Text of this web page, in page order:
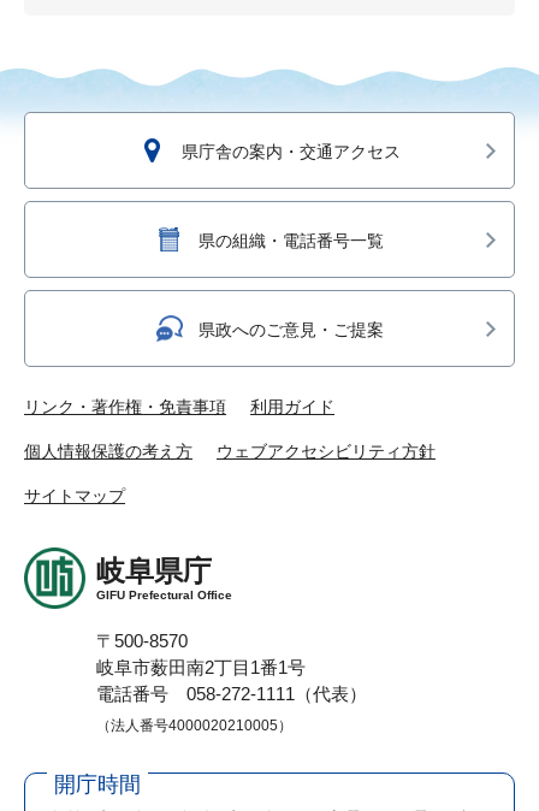
県庁舎の案内・交通アクセス
県の組織・電話番号一覧
県政へのご意見・ご提案
リンク・著作権・免責事項 利用ガイド
個人情報保護の考え方 ウェブアクセシビリティ方針
サイトマップ
岐阜県庁
GIFU Prefectural Office
〒500-8570
岐阜市薮田南2丁目1番1号
電話番号 058-272-1111（代表）
（法人番号4000020210005）
開庁時間